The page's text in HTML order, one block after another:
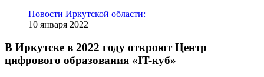
Новости Иркутской области:
10 января 2022
В Иркутске в 2022 году откроют Центр
цифрового образования «IT-куб»